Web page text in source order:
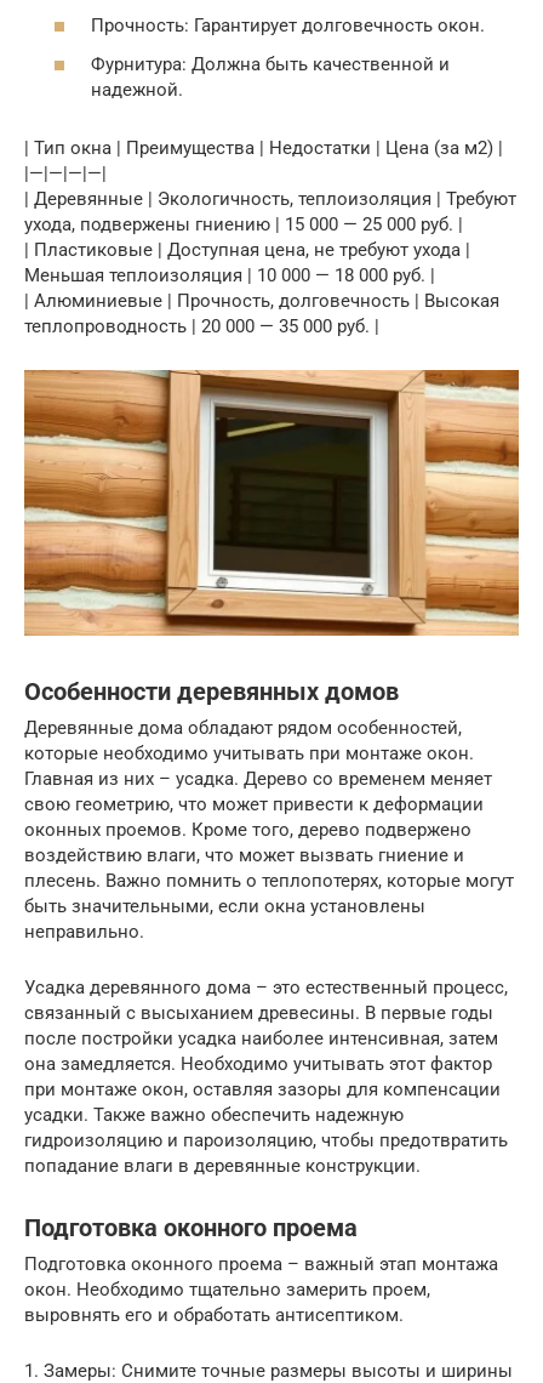
Прочность: Гарантирует долговечность окон.
Фурнитура: Должна быть качественной и
надежной.
| Тип окна | Преимущества | Недостатки | Цена (за м2) |
|—|—|—|—|
| Деревянные | Экологичность, теплоизоляция | Требуют
ухода, подвержены гниению | 15 000 — 25 000 руб. |
| Пластиковые | Доступная цена, не требуют ухода |
Меньшая теплоизоляция | 10 000 — 18 000 руб. |
| Алюминиевые | Прочность, долговечность | Высокая
теплопроводность | 20 000 — 35 000 руб. |
Особенности деревянных домов
Деревянные дома обладают рядом особенностей,
которые необходимо учитывать при монтаже окон.
Главная из них – усадка. Дерево со временем меняет
свою геометрию, что может привести к деформации
оконных проемов. Кроме того, дерево подвержено
воздействию влаги, что может вызвать гниение и
плесень. Важно помнить о теплопотерях, которые могут
быть значительными, если окна установлены
неправильно.
Усадка деревянного дома – это естественный процесс,
связанный с высыханием древесины. В первые годы
после постройки усадка наиболее интенсивная, затем
она замедляется. Необходимо учитывать этот фактор
при монтаже окон, оставляя зазоры для компенсации
усадки. Также важно обеспечить надежную
гидроизоляцию и пароизоляцию, чтобы предотвратить
попадание влаги в деревянные конструкции.
Подготовка оконного проема
Подготовка оконного проема – важный этап монтажа
окон. Необходимо тщательно замерить проем,
выровнять его и обработать антисептиком.
1. Замеры: Снимите точные размеры высоты и ширины